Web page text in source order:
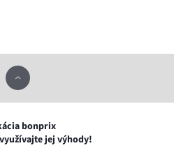
bonprix
jej výhody!